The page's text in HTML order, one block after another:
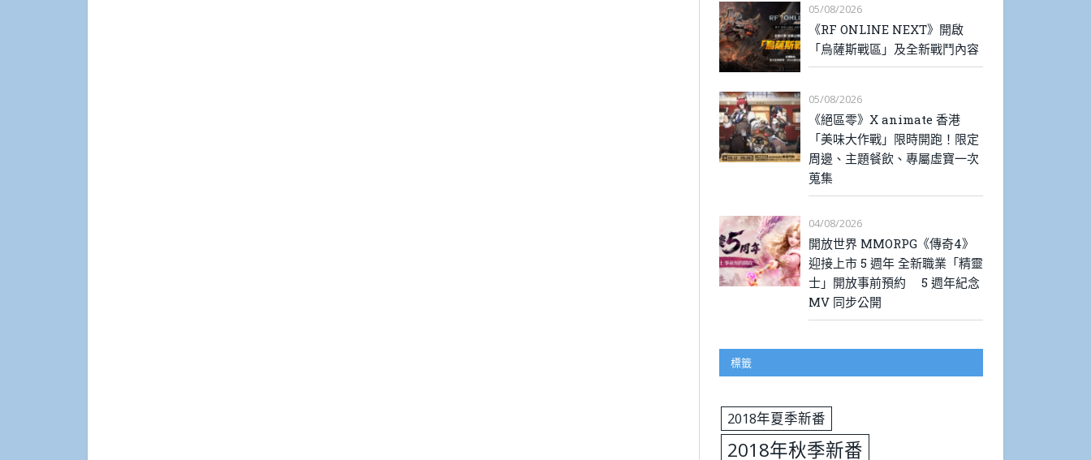
05/08/2026
《RF ONLINE NEXT》開啟
「烏薩斯戰區」及全新戰鬥內容
05/08/2026
《絕區零》X animate 香港
「美味大作戰」限時開跑！限定
周邊、主題餐飲、專屬虛寶一次
蒐集
04/08/2026
開放世界 MMORPG《傳奇4》
迎接上市 5 週年 全新職業「精靈
士」開放事前預約 5 週年紀念
MV 同步公開
標籤
2018年夏季新番
2018年秋季新番